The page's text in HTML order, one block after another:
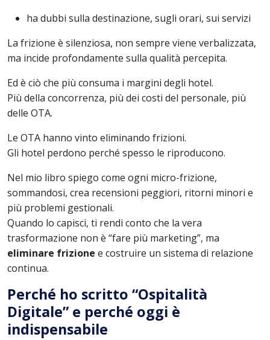
ha dubbi sulla destinazione, sugli orari, sui servizi
La frizione è silenziosa, non sempre viene verbalizzata,
ma incide profondamente sulla qualità percepita.
Ed è ciò che più consuma i margini degli hotel.
Più della concorrenza, più dei costi del personale, più
delle OTA.
Le OTA hanno vinto eliminando frizioni.
Gli hotel perdono perché spesso le riproducono.
Nel mio libro spiego come ogni micro-frizione,
sommandosi, crea recensioni peggiori, ritorni minori e
più problemi gestionali.
Quando lo capisci, ti rendi conto che la vera
trasformazione non è “fare più marketing”, ma
eliminare frizione e costruire un sistema di relazione
continua.
Perché ho scritto “Ospitalità
Digitale” e perché oggi è
indispensabile